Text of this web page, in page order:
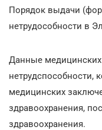
Порядок выдачи
нетрудособности в
Данные
нетрудспособности,
медицинских
здравоохранения,
здравоохранения.